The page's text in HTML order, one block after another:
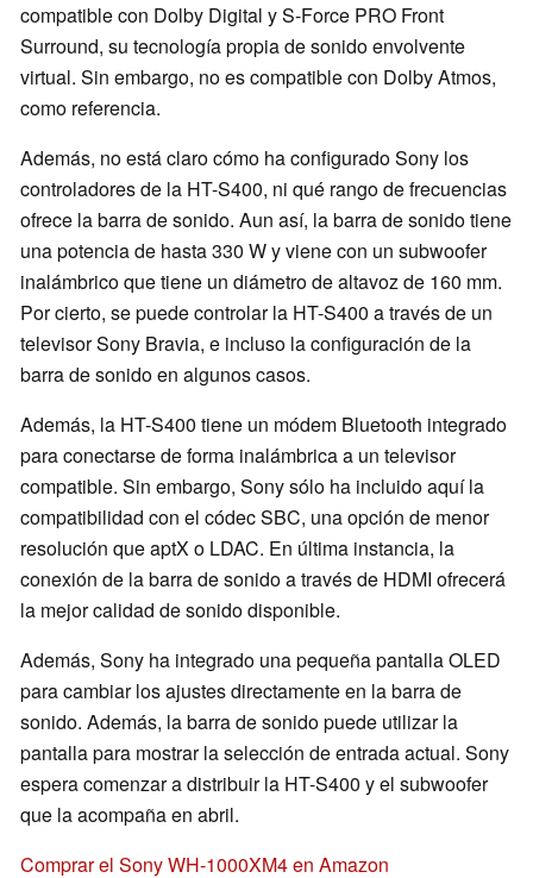
compatible con Dolby Digital y S-Force PRO Front
Surround, su tecnología propia de sonido envolvente
virtual. Sin embargo, no es compatible con Dolby Atmos,
como referencia.
Además, no está claro cómo ha configurado Sony los
controladores de la HT-S400, ni qué rango de frecuencias
ofrece la barra de sonido. Aun así, la barra de sonido tiene
una potencia de hasta 330 W y viene con un subwoofer
inalámbrico que tiene un diámetro de altavoz de 160 mm.
Por cierto, se puede controlar la HT-S400 a través de un
televisor Sony Bravia, e incluso la configuración de la
barra de sonido en algunos casos.
Además, la HT-S400 tiene un módem Bluetooth integrado
para conectarse de forma inalámbrica a un televisor
compatible. Sin embargo, Sony sólo ha incluido aquí la
compatibilidad con el códec SBC, una opción de menor
resolución que aptX o LDAC. En última instancia, la
conexión de la barra de sonido a través de HDMI ofrecerá
la mejor calidad de sonido disponible.
Además, Sony ha integrado una pequeña pantalla OLED
para cambiar los ajustes directamente en la barra de
sonido. Además, la barra de sonido puede utilizar la
pantalla para mostrar la selección de entrada actual. Sony
espera comenzar a distribuir la HT-S400 y el subwoofer
que la acompaña en abril.
Comprar el Sony WH-1000XM4 en Amazon